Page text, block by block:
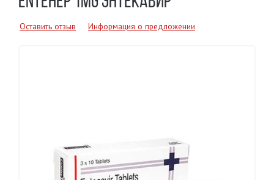
Оставить отзыв Информация о предложении